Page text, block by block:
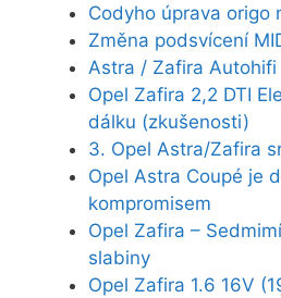
Codyho úprava origo
Změna podsvícení
Astra / Zafira Autohifi
Opel Zafira 2,2 DTI
dálku (zkušenosti)
3. Opel Astra/Zafira
Opel Astra Coupé je
kompromisem
Opel Zafira –
slabiny
Opel Zafira 1.6 16V